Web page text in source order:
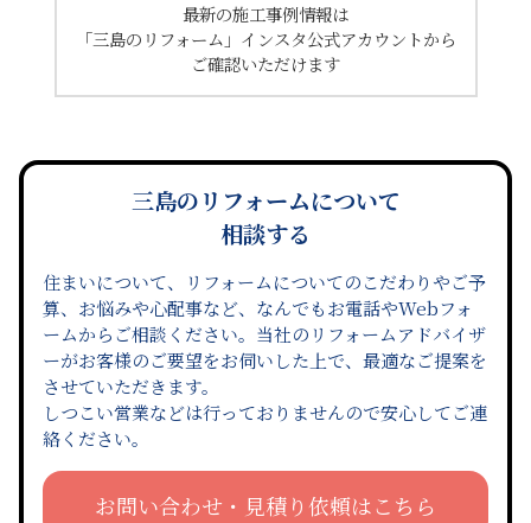
最新の施工事例情報は
「三島のリフォーム」インスタ公式アカウントから
ご確認いただけます
三島のリフォームについて
相談する
住まいについて、リフォームについてのこだわりやご予
算、お悩みや心配事など、なんでもお電話やWebフォ
ームからご相談ください。当社のリフォームアドバイザ
ーがお客様のご要望をお伺いした上で、最適なご提案を
させていただきます。
しつこい営業などは行っておりませんので安心してご連
絡ください。
お問い合わせ・見積り依頼はこちら